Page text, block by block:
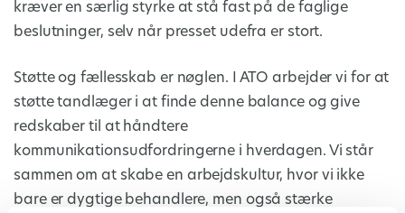
kræver en særlig styrke at stå fast på de faglige
beslutninger, selv når presset udefra er stort.
Støtte og fællesskab er nøglen. I ATO arbejder vi for at
støtte tandlæger i at finde denne balance og give
redskaber til at håndtere
kommunikationsudfordringerne i hverdagen. Vi står
sammen om at skabe en arbejdskultur, hvor vi ikke
bare er dygtige behandlere, men også stærke